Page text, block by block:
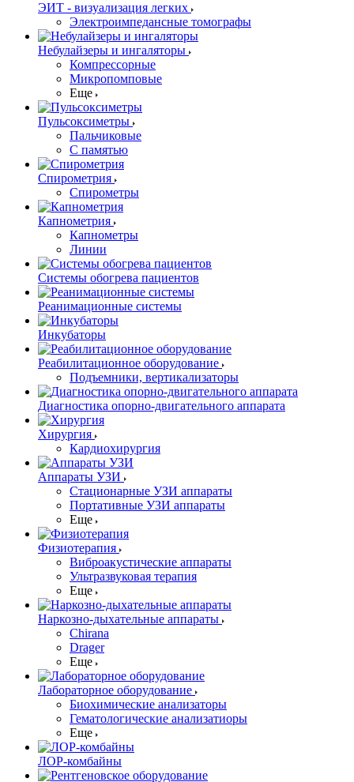
ЭИТ - визуализация легких
Электроимпедансные томографы
Небулайзеры и ингаляторы
Компрессорные
Микропомповые
Еще
Пульсоксиметры
Пальчиковые
С памятью
Спирометрия
Спирометры
Капнометрия
Капнометры
Линии
Системы обогрева пациентов
Реанимационные системы
Инкубаторы
Реабилитационное оборудование
Подъемники, вертикализаторы
Диагностика опорно-двигательного аппарата
Хирургия
Кардиохирургия
Аппараты УЗИ
Стационарные УЗИ аппараты
Портативные УЗИ аппараты
Еще
Физиотерапия
Виброакустические аппараты
Ультразвуковая терапия
Еще
Наркозно-дыхательные аппараты
Chirana
Drager
Еще
Лабораторное оборудование
Биохимические анализаторы
Гематологические анализатиоры
Еще
ЛОР-комбайны